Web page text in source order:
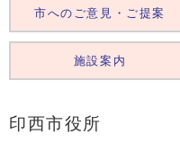
印西市役所
市へのご意見・ご提案
施設案内